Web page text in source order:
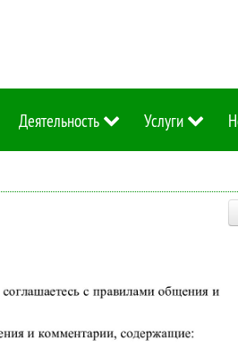
Деятельность Услуги